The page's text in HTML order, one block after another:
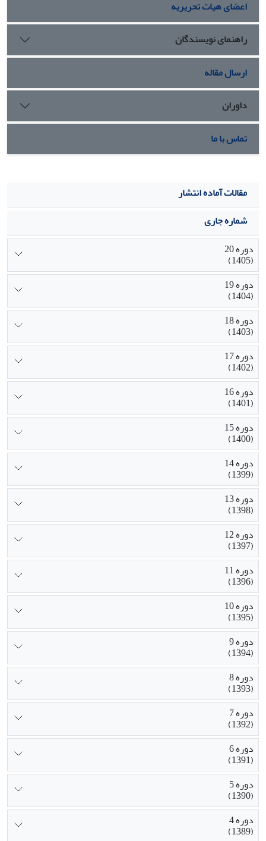
اعضای هیات تحریریه
راهنمای نویسندگان
ارسال مقاله
داوران
تماس با ما
مقالات آماده انتشار
شماره جاری
دوره 20
(1405)
دوره 19
(1404)
دوره 18
(1403)
دوره 17
(1402)
دوره 16
(1401)
دوره 15
(1400)
دوره 14
(1399)
دوره 13
(1398)
دوره 12
(1397)
دوره 11
(1396)
دوره 10
(1395)
دوره 9
(1394)
دوره 8
(1393)
دوره 7
(1392)
دوره 6
(1391)
دوره 5
(1390)
دوره 4
(1389)